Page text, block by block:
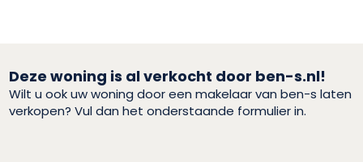
Deze woning is al verkocht door ben-s.nl!
Wilt u ook uw woning door een makelaar van ben-s laten
verkopen? Vul dan het onderstaande formulier in.